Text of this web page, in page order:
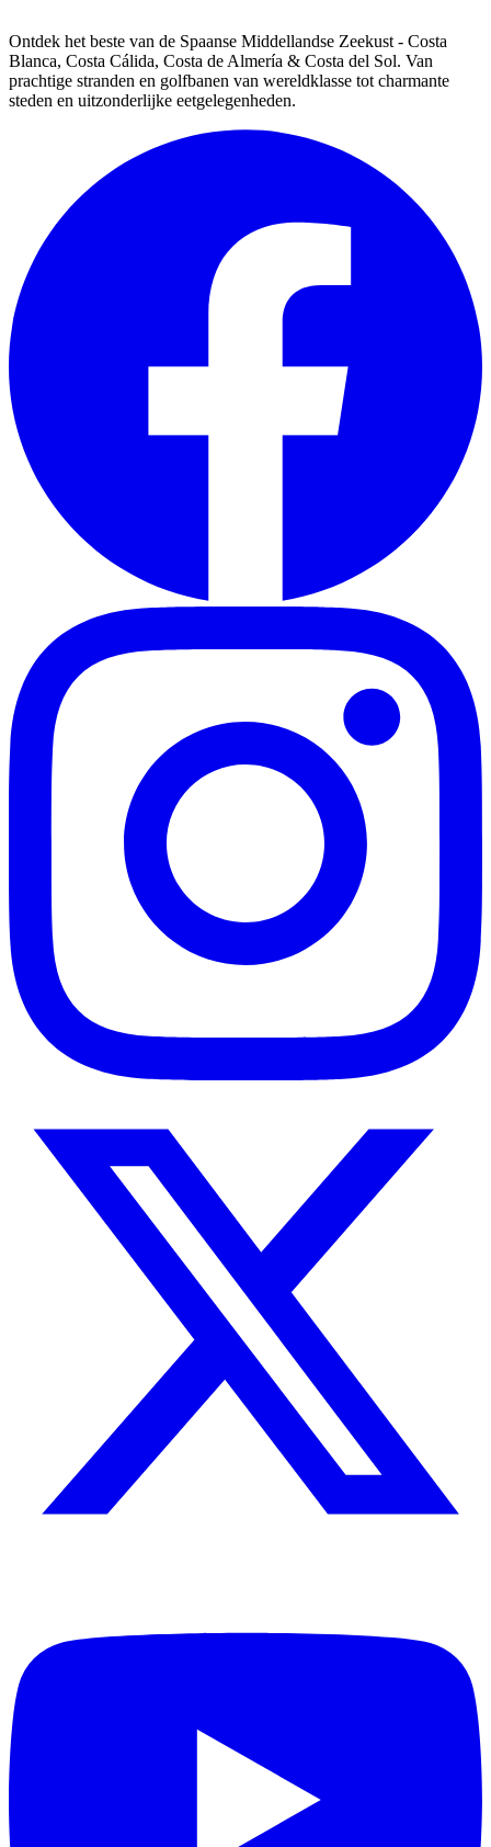
Ontdek het beste van de Spaanse Middellandse Zeekust - Costa
Blanca, Costa Cálida, Costa de Almería & Costa del Sol. Van
prachtige stranden en golfbanen van wereldklasse tot charmante
steden en uitzonderlijke eetgelegenheden.